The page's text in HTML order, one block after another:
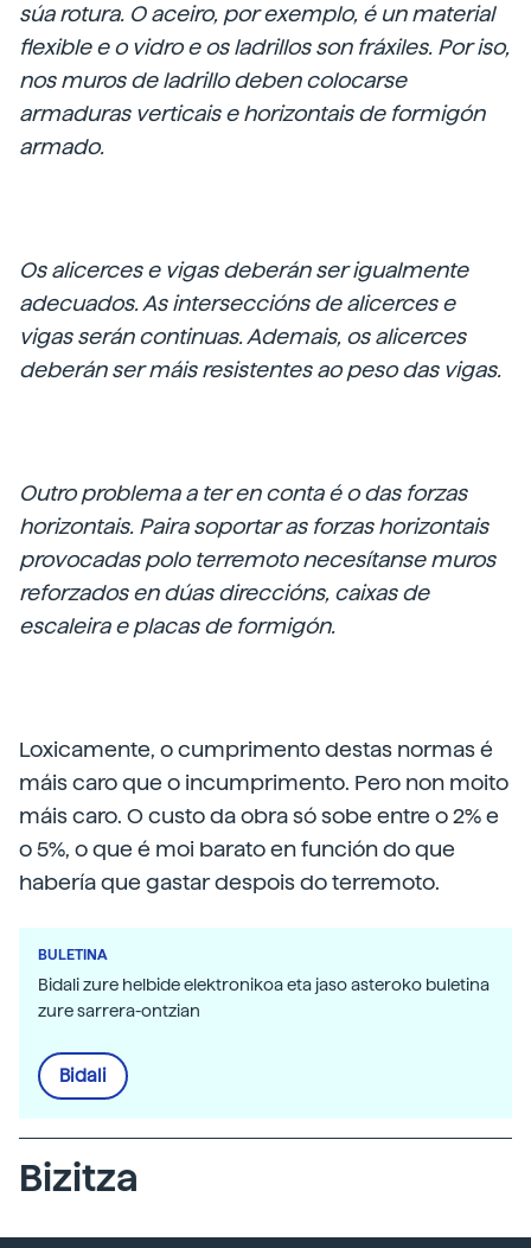
súa rotura. O aceiro, por exemplo, é un material
flexible e o vidro e os ladrillos son fráxiles. Por iso,
nos muros de ladrillo deben colocarse
armaduras verticais e horizontais de formigón
armado.
Os alicerces e vigas deberán ser igualmente
adecuados. As interseccións de alicerces e
vigas serán continuas. Ademais, os alicerces
deberán ser máis resistentes ao peso das vigas.
Outro problema a ter en conta é o das forzas
horizontais. Paira soportar as forzas horizontais
provocadas polo terremoto necesítanse muros
reforzados en dúas direccións, caixas de
escaleira e placas de formigón.
Loxicamente, o cumprimento destas normas é
máis caro que o incumprimento. Pero non moito
máis caro. O custo da obra só sobe entre o 2% e
o 5%, o que é moi barato en función do que
habería que gastar despois do terremoto.
BULETINA
Bidali zure helbide elektronikoa eta jaso asteroko buletina
zure sarrera-ontzian
Bidali
Bizitza